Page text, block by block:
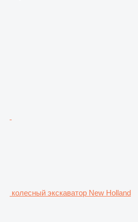
колесный экскаватор New Holland